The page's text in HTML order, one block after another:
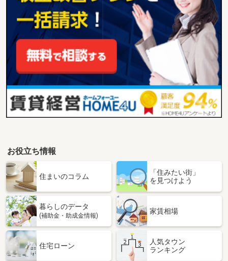
お役立ち情報
住まいのコラム
「住みたい街」
を見つけよう
暮らしのデータ
(補助金・助成金情報)
家賃相場
住宅ローン
人気タウン
ランキング